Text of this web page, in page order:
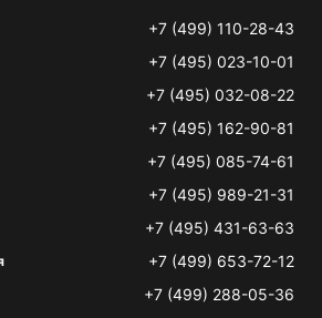
+7 (499) 110-28-43
+7 (495) 023-10-01
+7 (495) 032-08-22
+7 (495) 162-90-81
+7 (495) 085-74-61
+7 (495) 989-21-31
+7 (495) 431-63-63
+7 (499) 653-72-12
+7 (499) 288-05-36